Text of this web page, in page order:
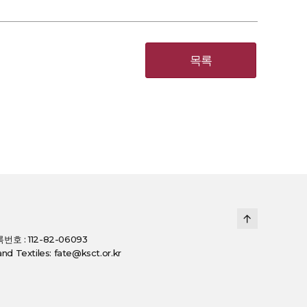
목록
번호 : 112-82-06093
Textiles: fate@ksct.or.kr